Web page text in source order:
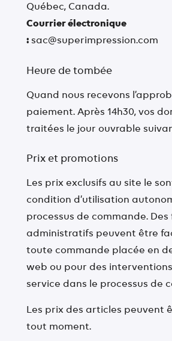
Québec, Canada.
Courrier électronique
: sac@superimpression.com
Heure de tombée
Quand nous recevons
paiement. Après 14h30, vos
traitées le jour ouvrable
Prix et promotions
Les prix exclusifs au site le
condition d’utilisation
processus de commande. Des
administratifs peuvent être
toute commande placée en
web ou pour des
service dans le processus de
Les prix des articles peuvent
tout moment.